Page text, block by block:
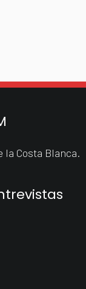
la Costa Blanca.